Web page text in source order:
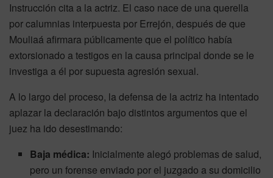
Instrucción cita a la actriz. El caso nace de una querella
por calumnias interpuesta por Errejón, después de que
Mouliaá afirmara públicamente que el político había
extorsionado a testigos en la causa principal donde se le
investiga a él por supuesta agresión sexual.
A lo largo del proceso, la defensa de la actriz ha intentado
aplazar la declaración bajo distintos argumentos que el
juez ha ido desestimando:
Baja médica: Inicialmente alegó problemas de salud,
pero un forense enviado por el juzgado a su domicilio